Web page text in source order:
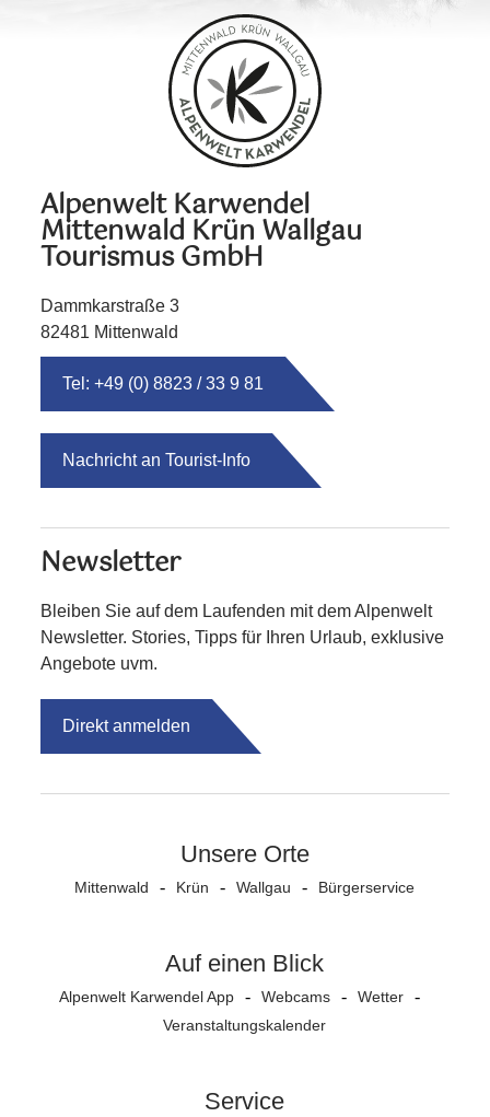
Alpenwelt Karwendel
Mittenwald Krün Wallgau
Tourismus GmbH
Dammkarstraße 3
82481 Mittenwald
Tel: +49 (0) 8823 / 33 9 81
Nachricht an Tourist-Info
Newsletter
Bleiben Sie auf dem Laufenden mit dem Alpenwelt
Newsletter. Stories, Tipps für Ihren Urlaub, exklusive
Angebote uvm.
Direkt anmelden
Unsere Orte
Mittenwald Krün Wallgau Bürgerservice
Auf einen Blick
Alpenwelt Karwendel App Webcams
Wetter
Veranstaltungs­kalender
Service